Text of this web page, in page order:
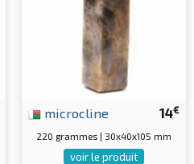
14€
microcline
220 grammes | 30x40x105 mm
voir le produit